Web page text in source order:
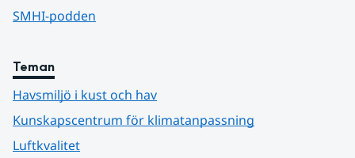
SMHI-podden
Teman
Havsmiljö i kust och hav
Kunskapscentrum för klimatanpassning
Luftkvalitet